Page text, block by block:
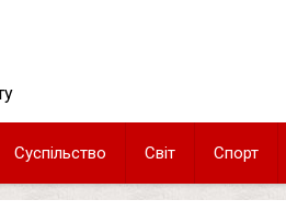
Суспільство Світ Спорт